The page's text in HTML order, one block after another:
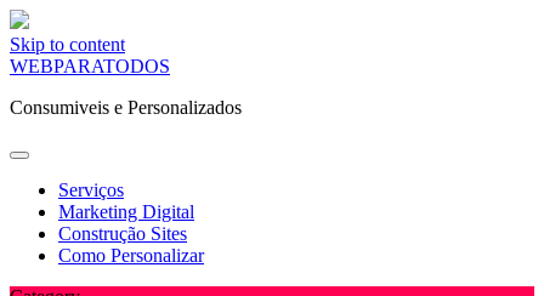
Skip to content
WEBPARATODOS
Consumiveis e Personalizados
Serviços
Marketing Digital
Construção Sites
Como Personalizar